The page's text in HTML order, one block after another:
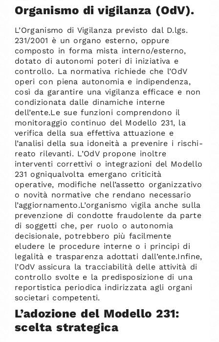
Organismo di vigilanza (OdV).
L’Organismo di Vigilanza previsto dal D.lgs.
231/2001 è un organo esterno, oppure
composto in forma mista interno/esterno,
dotato di autonomi poteri di iniziativa e
controllo. La normativa richiede che l’OdV
operi con piena autonomia e indipendenza,
così da garantire una vigilanza efficace e non
condizionata dalle dinamiche interne
dell’ente.Le sue funzioni comprendono il
monitoraggio continuo del Modello 231, la
verifica della sua effettiva attuazione e
l’analisi della sua idoneità a prevenire i rischi-
reato rilevanti. L’OdV propone inoltre
interventi correttivi o integrazioni del Modello
231 ogniqualvolta emergano criticità
operative, modifiche nell’assetto organizzativo
o novità normative che rendano necessario
l’aggiornamento.L’organismo vigila anche sulla
prevenzione di condotte fraudolente da parte
di soggetti che, per ruolo o autonomia
decisionale, potrebbero più facilmente
eludere le procedure interne o i principi di
legalità e trasparenza adottati dall’ente.Infine,
l’OdV assicura la tracciabilità delle attività di
controllo svolte e la predisposizione di una
reportistica periodica indirizzata agli organi
societari competenti.
L’adozione del Modello 231:
scelta strategica